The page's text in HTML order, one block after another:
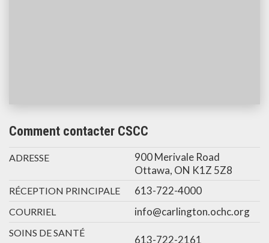
Comment contacter CSCC
ADRESSE
900 Merivale Road
Ottawa, ON K1Z 5Z8
RÉCEPTION PRINCIPALE 613-722-4000
COURRIEL info@carlington.ochc.org
SOINS DE SANTÉ
613-722-2161